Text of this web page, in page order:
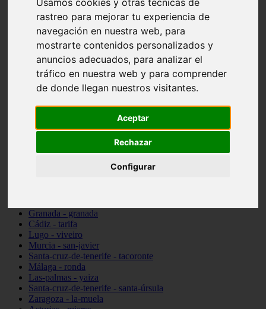
rastreo para mejorar tu experiencia de
navegación en nuestra web, para
mostrarte contenidos personalizados y
anuncios adecuados, para analizar el
tráfico en nuestra web y para comprender
de donde llegan nuestros visitantes.
Aceptar
Rechazar
Configurar
Madrid - pozuelo-de-alarcón
Teruel - sarrión
Cádiz - algodonales
Illes-balears - inca
Málaga - torremolinos
Asturias - oviedo
Cádiz - el-puerto-de-santa-maría
Toledo - illescas
Málaga - marbella
Granada - granada
Cádiz - tarifa
Lugo - viveiro
Murcia - san-javier
Santa-cruz-de-tenerife - tacoronte
Málaga - ronda
Las-palmas - yaiza
Santa-cruz-de-tenerife - santa-úrsula
Zaragoza - la-muela